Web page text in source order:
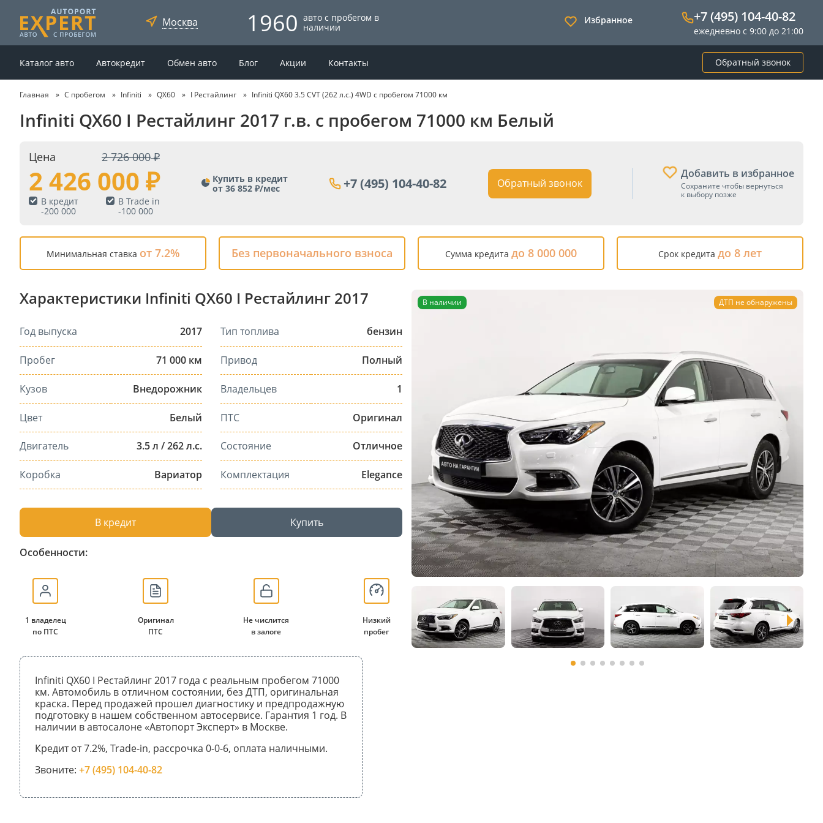
Москва 1960 авто с пробегом в
наличии
Избранное +7 (495) 104-40-82
ежедневно с 9:00 до 21:00
Каталог авто Автокредит Обмен авто Блог Акции Контакты Обратный звонок
Главная С пробегом Infiniti QX60 I Рестайлинг Infiniti QX60 3.5 CVT (262 л.с.) 4WD с пробегом 71000 км
Infiniti QX60 I Рестайлинг 2017 г.в. с пробегом 71000 км Белый
Цена 2 726 000
2 426 000
В кредит
-200 000
В Trade in
-100 000
Купить в кредит
от 36 852 ₽/мес
+7 (495) 104-40-82 Обратный звонок
Добавить в избранное
Сохраните чтобы вернуться
к выбору позже
Минимальная ставка от 7.2% Без первоначального взноса Сумма кредита до 8 000 000 Срок кредита до 8 лет
Характеристики Infiniti QX60 I Рестайлинг 2017
Год выпуска 2017
Пробег 71 000 км
Кузов Внедорожник
Цвет Белый
Двигатель 3.5 л / 262 л.с.
Коробка Вариатор
Тип топлива бензин
Привод Полный
Владельцев 1
ПТС Оригинал
Состояние Отличное
Комплектация Elegance
В кредит Купить
Особенности:
1 владелец
по ПТС
Оригинал
ПТС
Не числится
в залоге
Низкий
пробег
Infiniti QX60 I Рестайлинг 2017 года с реальным пробегом 71000
км. Автомобиль в отличном состоянии, без ДТП, оригинальная
краска. Перед продажей прошел диагностику и предпродажную
подготовку в нашем собственном автосервисе. Гарантия 1 год. В
наличии в автосалоне «Автопорт Эксперт» в Москве.
Кредит от 7.2%, Trade-in, рассрочка 0-0-6, оплата наличными.
Звоните: +7 (495) 104-40-82
В наличии ДТП не обнаружены